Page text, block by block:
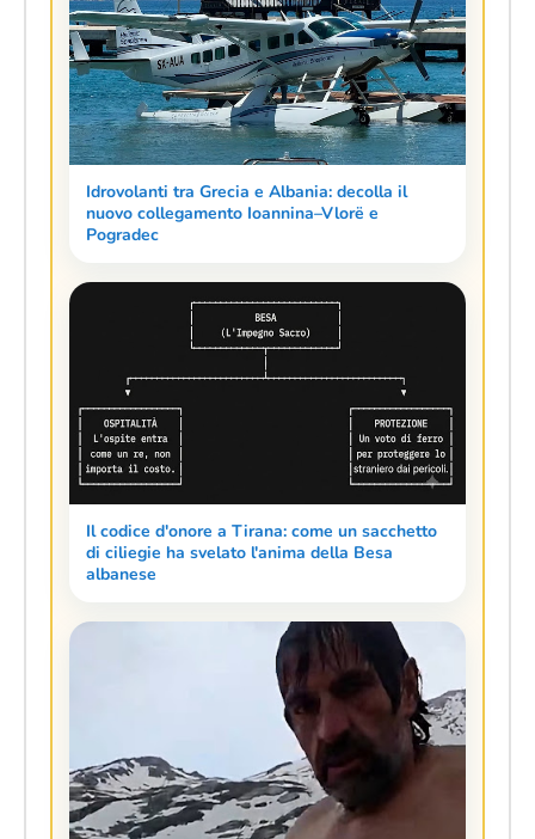
Idrovolanti tra Grecia e Albania: decolla il
nuovo collegamento Ioannina–Vlorë e
Pogradec
Il codice d'onore a Tirana: come un sacchetto
di ciliegie ha svelato l'anima della Besa
albanese